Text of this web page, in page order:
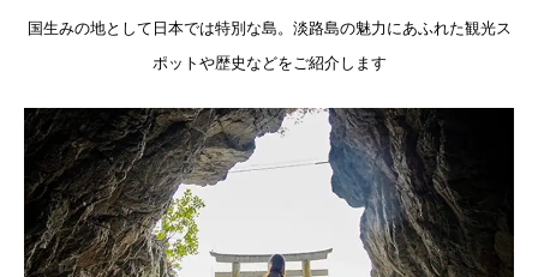
国生みの地として日本では特別な島。淡路島の魅力にあふれた観光ス
ポットや歴史などをご紹介します